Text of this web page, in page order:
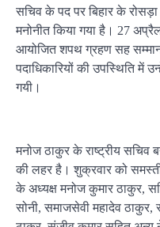
सचिव के पद पर बिहार के
मनोनीत किया गया है। 27
आयोजित शपथ ग्रहण सह
पदाधिकारियों की उपस्थिति में
गयी।
मनोज ठाकुर के राष्ट्रीय सचिव
की लहर है। शुक्रवार को
के अध्यक्ष मनोज कुमार ठाकुर,
सोनी, समाजसेवी महादेव ठाकुर,